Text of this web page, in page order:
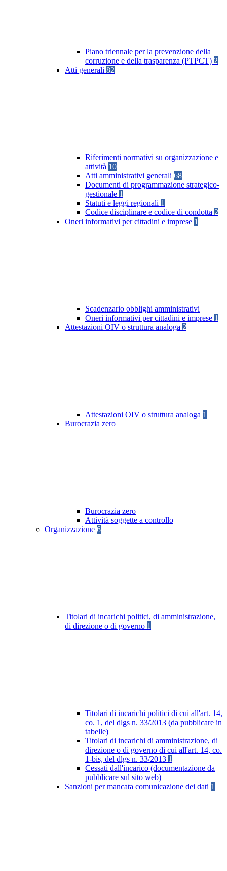
Piano triennale per la prevenzione della
corruzione e della trasparenza (PTPCT) 2
Atti generali 82
Riferimenti normativi su organizzazione e
attività 10
Atti amministrativi generali 68
Documenti di programmazione strategico-
gestionale 1
Statuti e leggi regionali 1
Codice disciplinare e codice di condotta 2
Oneri informativi per cittadini e imprese 1
Scadenzario obblighi amministrativi
Oneri informativi per cittadini e imprese 1
Attestazioni OIV o struttura analoga 2
Attestazioni OIV o struttura analoga 1
Burocrazia zero
Burocrazia zero
Attività soggette a controllo
Organizzazione 6
Titolari di incarichi politici, di amministrazione,
di direzione o di governo 1
Titolari di incarichi politici di cui all'art. 14,
co. 1, del dlgs n. 33/2013 (da pubblicare in
tabelle)
Titolari di incarichi di amministrazione, di
direzione o di governo di cui all'art. 14, co.
1-bis, del dlgs n. 33/2013 1
Cessati dall'incarico (documentazione da
pubblicare sul sito web)
Sanzioni per mancata comunicazione dei dati 1